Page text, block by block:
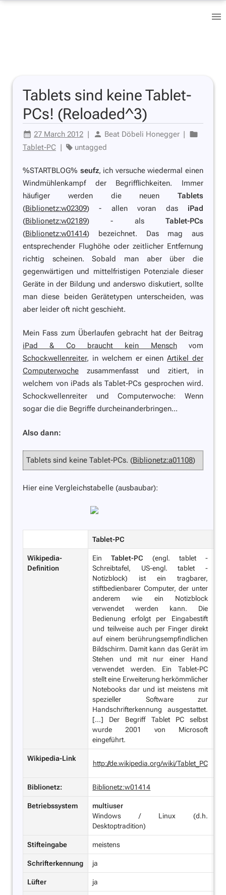
Tablets sind keine Tablet-
PCs! (Reloaded^3)
27 March 2012 | Beat Döbeli Honegger |
Tablet-PC | untagged
%STARTBLOG% seufz, ich versuche wiedermal einen
Windmühlenkampf der Begrifflichkeiten. Immer
häufiger werden die neuen Tablets
(Biblionetz:w02309) - allen voran das iPad
(Biblionetz:w02189) - als Tablet-PCs
(Biblionetz:w01414) bezeichnet. Das mag aus
entsprechender Flughöhe oder zeitlicher Entfernung
richtig scheinen. Sobald man aber über die
gegenwärtigen und mittelfristigen Potenziale dieser
Geräte in der Bildung und anderswo diskutiert, sollte
man diese beiden Gerätetypen unterscheiden, was
aber leider oft nicht geschieht.
Mein Fass zum Überlaufen gebracht hat der Beitrag
iPad & Co braucht kein Menschvom
Schockwellenreiter, in welchem er einenArtikel der
Computerwoche zusammenfasst und zitiert, in
welchem von iPads als Tablet-PCs gesprochen wird.
Schockwellenreiter und Computerwoche: Wenn
sogar die die Begriffe durcheinanderbringen...
Also dann:
Tablets sind keine Tablet-PCs. (Biblionetz:a01108)
Hier eine Vergleichstabelle (ausbaubar):
Tablet-PC
Wikipedia-
Definition
EinTablet-PC (engl. tablet -
Schreibtafel, US-engl. tablet -
Notizblock) ist ein tragbarer,
stiftbedienbarer Computer, der unter
anderem wie ein Notizblock
verwendet werden kann. Die
Bedienung erfolgt per Eingabestift
und teilweise auch per Finger direkt
auf einem berührungsempfindlichen
Bildschirm. Damit kann das Gerät im
Stehen und mit nur einer Hand
verwendet werden. Ein Tablet-PC
stellt eine Erweiterung herkömmlicher
Notebooks dar und ist meistens mit
spezieller Software zur
Handschrifterkennung ausgestattet.
[...] Der Begriff Tablet PC selbst
wurde 2001 von Microsoft
eingeführt.
Wikipedia-Link
http://de.wikipedia.org/wiki/Tablet_PC
Biblionetz: Biblionetz:w01414
Betriebssystem
multiuser
Windows / Linux (d.h.
Desktoptradition)
Stifteingabe meistens
Schrifterkennung ja
Lüfter ja